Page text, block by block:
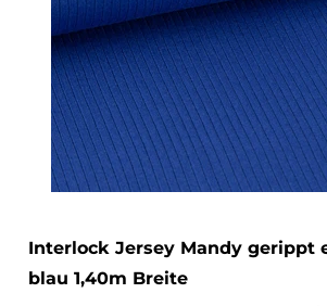
Interlock Jersey Mandy gerippt
blau 1,40m Breite